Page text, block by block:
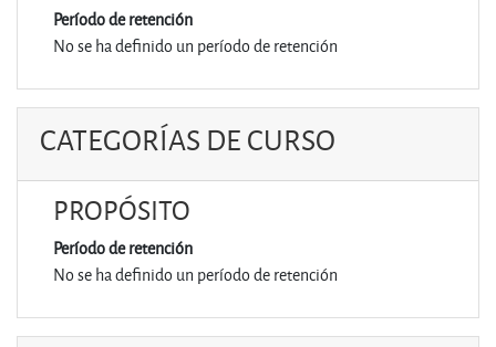
Período de retención
No se ha definido un período de retención
CATEGORÍAS DE CURSO
PROPÓSITO
Período de retención
No se ha definido un período de retención